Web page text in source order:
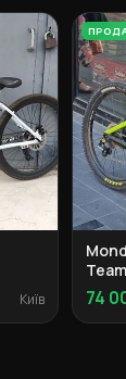
Київ 74